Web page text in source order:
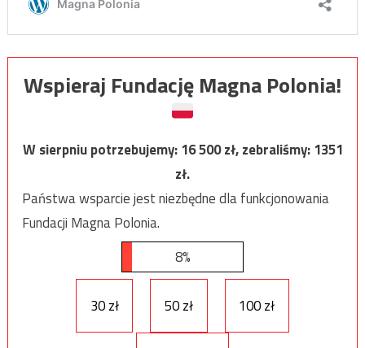
Wspieraj Fundację Magna Polonia!
W sierpniu potrzebujemy:16 500zł, zebraliśmy:1351
zł.
Państwa wsparcie jest niezbędne dla funkcjonowania
Fundacji Magna Polonia.
8%
30 zł 50 zł 100 zł